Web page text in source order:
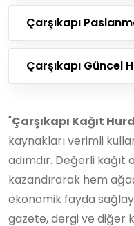
Çarşıkapı
Çarşıkapı Güncel
"Çarşıkapı Kağıt
kaynakları verimli
adımdır. Değerli kağıt
kazandırarak hem
ekonomik fayda
gazete, dergi ve diğer